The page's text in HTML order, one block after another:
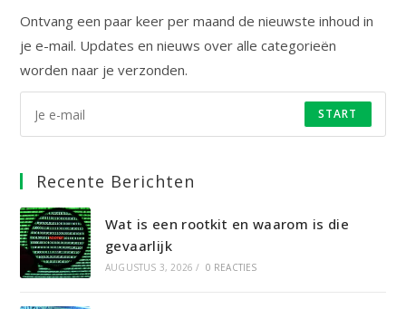
Ontvang een paar keer per maand de nieuwste inhoud in
je e-mail. Updates en nieuws over alle categorieën
worden naar je verzonden.
START
Recente Berichten
Wat is een rootkit en waarom is die
gevaarlijk
AUGUSTUS 3, 2026 / 0 REACTIES